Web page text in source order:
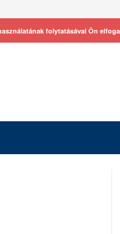
folytatásával Ön